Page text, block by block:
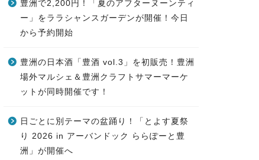
豊洲で2,200円！「夏のアフターヌーンティ
ー」をララシャンスガーデンが開催！今日
から予約開始
豊洲の日本酒「豊酒 vol.3」を初販売！豊洲
場外マルシェ＆豊洲クラフトサマーマーケ
ットが同時開催です！
日ごとに別テーマの盆踊り！「とよす夏祭
り 2026 in アーバンドック ららぽーと豊
洲」が開催へ